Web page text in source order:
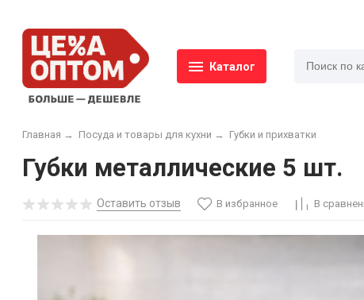
Каталог
Главная → Посуда и товары для кухни → Губки и прихватки
Губки металлические 5 шт.
Оставить отзыв В избранное В